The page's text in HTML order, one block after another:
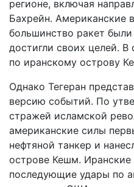
регионе, включая
Бахрейн. Американские
большинство ракет
достигли своих целей.
по иранскому острову
Однако Тегеран
версию событий. По
стражей исламской
американские силы
нефтяной танкер и
острове Кешм. Иранские
последующие удары по